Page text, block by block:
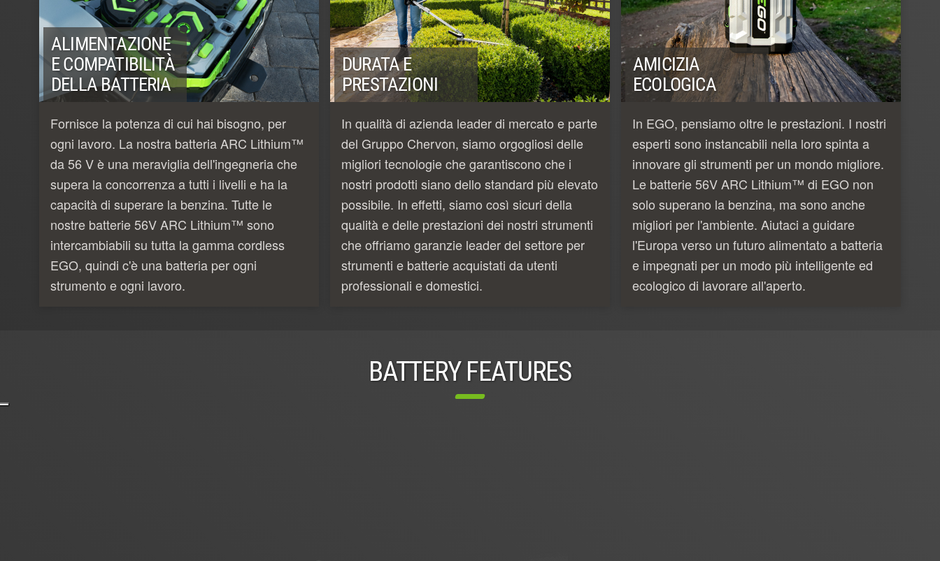
ALIMENTAZIONE
E COMPATIBILITÀ
DELLA BATTERIA
Fornisce la potenza di cui hai bisogno, per
ogni lavoro. La nostra batteria ARC Lithium™
da 56 V è una meraviglia dell'ingegneria che
supera la concorrenza a tutti i livelli e ha la
capacità di superare la benzina. Tutte le
nostre batterie 56V ARC Lithium™ sono
intercambiabili su tutta la gamma cordless
EGO, quindi c'è una batteria per ogni
strumento e ogni lavoro.
DURATA E
PRESTAZIONI
In qualità di azienda leader di mercato e parte
del Gruppo Chervon, siamo orgogliosi delle
migliori tecnologie che garantiscono che i
nostri prodotti siano dello standard più elevato
possibile. In effetti, siamo così sicuri della
qualità e delle prestazioni dei nostri strumenti
che offriamo garanzie leader del settore per
strumenti e batterie acquistati da utenti
professionali e domestici.
AMICIZIA
ECOLOGICA
In EGO, pensiamo oltre le prestazioni. I nostri
esperti sono instancabili nella loro spinta a
innovare gli strumenti per un mondo migliore.
Le batterie 56V ARC Lithium™ di EGO non
solo superano la benzina, ma sono anche
migliori per l'ambiente. Aiutaci a guidare
l'Europa verso un futuro alimentato a batteria
e impegnati per un modo più intelligente ed
ecologico di lavorare all'aperto.
BATTERY FEATURES